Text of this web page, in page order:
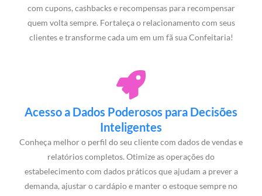
com cupons, cashbacks e recompensas para recompensar
quem volta sempre. Fortaleça o relacionamento com seus
clientes e transforme cada um em um fã sua Confeitaria!
Acesso a Dados Poderosos para Decisões
Inteligentes
Conheça melhor o perfil do seu cliente com dados de vendas e
relatórios completos. Otimize as operações do
estabelecimento com dados práticos que ajudam a prever a
demanda, ajustar o cardápio e manter o estoque sempre no